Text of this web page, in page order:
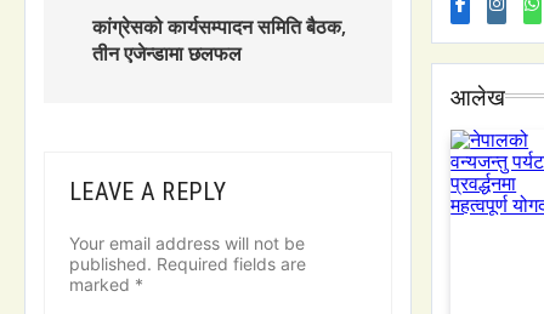
कांग्रेसको कार्यसम्पादन समिति बैठक,
तीन एजेन्डामा छलफल
LEAVE A REPLY
Your email address will not be
published. Required fields are
marked *
जसले
सम्राट
लाई
हिंसाबा
ट
शान्तित
र्फ
मोडिदि
आलेख